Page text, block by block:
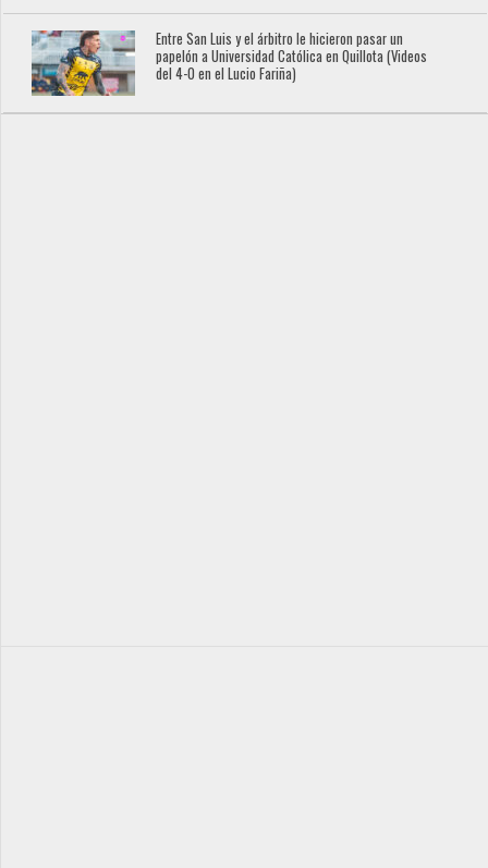
Entre San Luis y el árbitro le hicieron pasar un
papelón a Universidad Católica en Quillota (Videos
del 4-0 en el Lucio Fariña)